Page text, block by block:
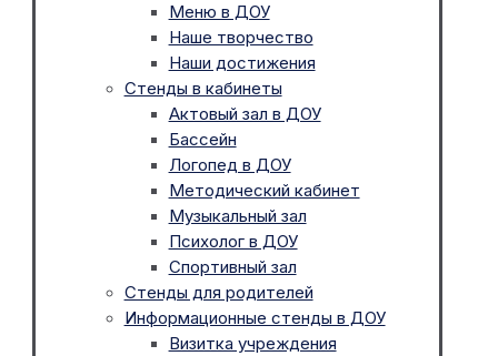
Меню в ДОУ
Наше творчество
Наши достижения
Стенды в кабинеты
Актовый зал в ДОУ
Бассейн
Логопед в ДОУ
Методический кабинет
Музыкальный зал
Психолог в ДОУ
Спортивный зал
Стенды для родителей
Информационные стенды в ДОУ
Визитка учреждения